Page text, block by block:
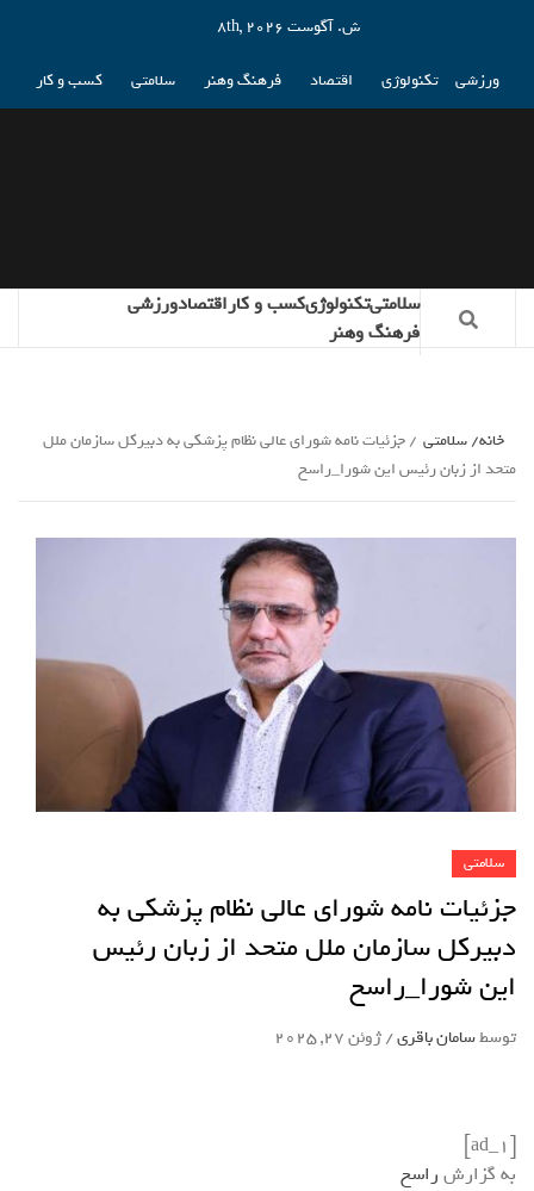
ش. آگوست 8th, 2026
ورزشی تکنولوژی اقتصاد فرهنگ وهنر سلامتی کسب و کار
سلامتیتکنولوژیکسب و کاراقتصادورزشی
فرهنگ وهنر
خانه سلامتی
جزئیات نامه شورای عالی نظام پزشکی به دبیرکل سازمان ملل
متحد از زبان رئیس این شورا_راسخ
سلامتی
جزئیات نامه شورای عالی نظام پزشکی به
دبیرکل سازمان ملل متحد از زبان رئیس
این شورا_راسخ
توسطسامان باقری/ژوئن 27, 2025
[ad_1]
به گزارش راسخ